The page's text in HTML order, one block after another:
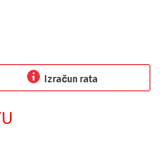
Izračun rata